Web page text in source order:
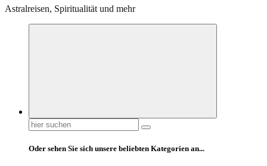
Astralreisen, Spiritualität und mehr
Suchen
nach:
Oder sehen Sie sich unsere beliebten Kategorien an...